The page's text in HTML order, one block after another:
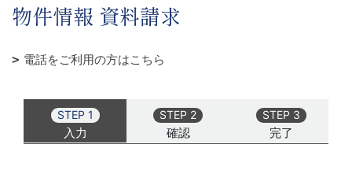
物件情報 資料請求
電話をご利用の方はこちら